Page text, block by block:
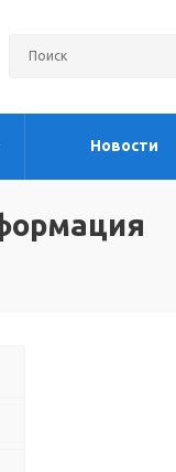
Новости